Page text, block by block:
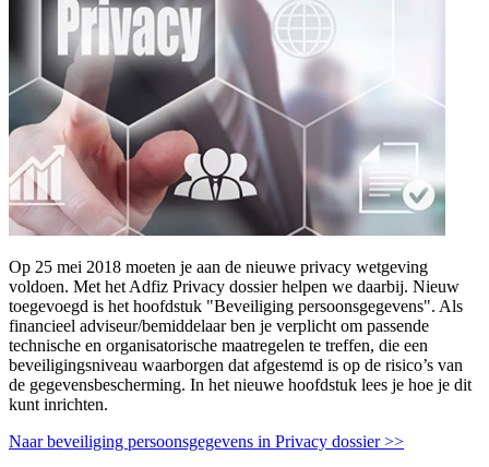
Op 25 mei 2018 moeten je aan de nieuwe privacy wetgeving
voldoen. Met het Adfiz Privacy dossierhelpen we daarbij. Nieuw
toegevoegd is het hoofdstuk "Beveiliging persoonsgegevens". Als
financieel adviseur/bemiddelaar ben je verplicht om passende
technische en organisatorische maatregelen te treffen, die een
beveiligingsniveau waarborgen dat afgestemd is op de risico’s van
de gegevensbescherming. In het nieuwe hoofdstuk lees je hoe je dit
kunt inrichten.
Naar beveiliging persoonsgegevens in Privacy dossier >>